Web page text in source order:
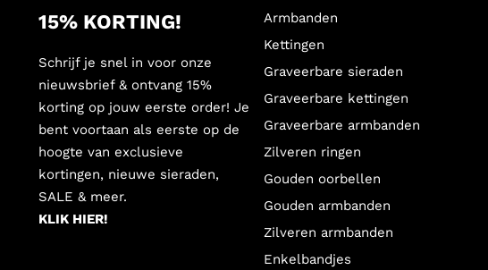
15% KORTING!
Schrijf je snel in voor onze
nieuwsbrief & ontvang 15%
korting op jouw eerste order! Je
bent voortaan als eerste op de
hoogte van exclusieve
kortingen, nieuwe sieraden,
SALE & meer.
KLIK HIER!
Armbanden
Kettingen
Graveerbare sieraden
Graveerbare kettingen
Graveerbare armbanden
Zilveren ringen
Gouden oorbellen
Gouden armbanden
Zilveren armbanden
Enkelbandjes